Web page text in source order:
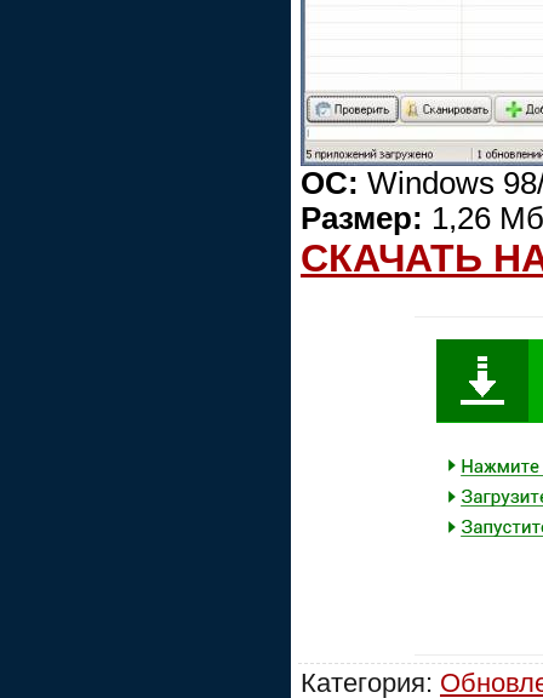
ОС: Windows
Размер: 1,26 Мб
СКАЧАТЬ
Категория: